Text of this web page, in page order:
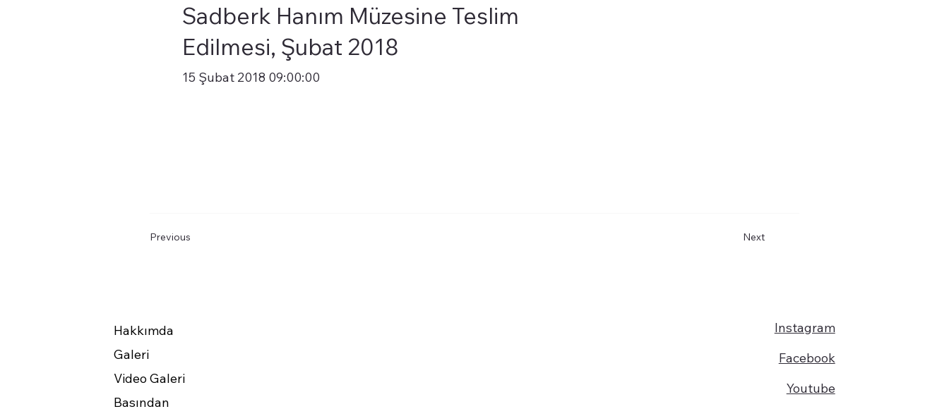
Sadberk Hanım Müzesine Teslim
Edilmesi, Şubat 2018
15 Şubat 2018 09:00:00
Previous Next
Hakkımda
Galeri
Video Galeri
Basından
Instagram
Facebook
Youtube